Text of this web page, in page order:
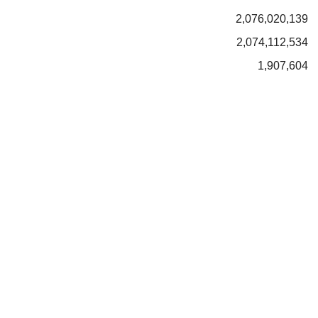
2,076,020,139
2,074,112,534
1,907,604